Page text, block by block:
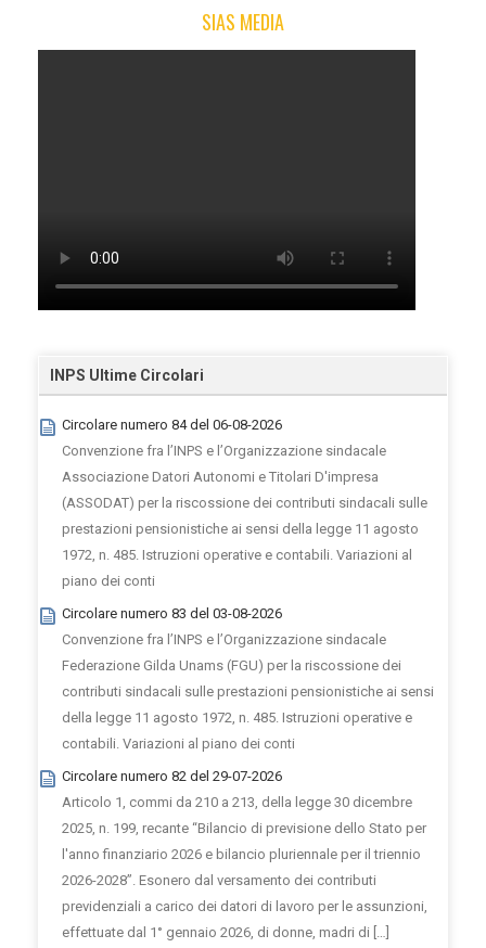
SIAS MEDIA
INPS Ultime Circolari
Circolare numero 84 del 06-08-2026
Convenzione fra l’INPS e l’Organizzazione sindacale
Associazione Datori Autonomi e Titolari D'impresa
(ASSODAT) per la riscossione dei contributi sindacali sulle
prestazioni pensionistiche ai sensi della legge 11 agosto
1972, n. 485. Istruzioni operative e contabili. Variazioni al
piano dei conti
Circolare numero 83 del 03-08-2026
Convenzione fra l’INPS e l’Organizzazione sindacale
Federazione Gilda Unams (FGU) per la riscossione dei
contributi sindacali sulle prestazioni pensionistiche ai sensi
della legge 11 agosto 1972, n. 485. Istruzioni operative e
contabili. Variazioni al piano dei conti
Circolare numero 82 del 29-07-2026
Articolo 1, commi da 210 a 213, della legge 30 dicembre
2025, n. 199, recante “Bilancio di previsione dello Stato per
l'anno finanziario 2026 e bilancio pluriennale per il triennio
2026-2028”. Esonero dal versamento dei contributi
previdenziali a carico dei datori di lavoro per le assunzioni,
effettuate dal 1° gennaio 2026, di donne, madri di […]